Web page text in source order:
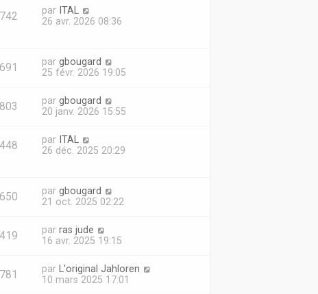
par ITAL
26 avr. 2026 08:36
par gbougard
25 févr. 2026 19:05
par gbougard
20 janv. 2026 15:55
par ITAL
26 déc. 2025 20:29
par gbougard
21 oct. 2025 02:22
par ras jude
16 avr. 2025 19:15
par
L'original Jahloren
10 mars 2025 17:01